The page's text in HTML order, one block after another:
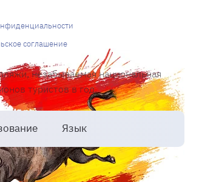
незабываемая национальная
туристов в год.
Язык
соглашение